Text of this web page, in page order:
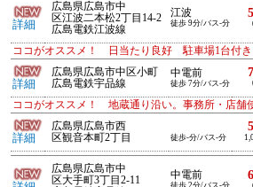
詳細
広島県広島市中
区江波二本松2丁目14-2
広島電鉄江波線
江波
徒歩 9分/バス-分
ココがオススメ！ 日当たり良好 駐車場1台付き
詳細
広島県広島市中区小町
広島電鉄宇品線
中電前
徒歩 7分/バス-分
ココがオススメ！ 地蔵通り沿い。事務所・店舗
詳細
広島県広島市西
区観音本町2丁目
徒歩-分/バス-分
広島県広島市中
区大手町3丁目2-11
中電前
徒歩 2分/バス-分